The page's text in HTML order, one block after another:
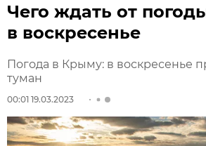
Чего ждать от
в воскресенье
Погода в Крыму: в воскресенье
туман
00:01 19.03.2023